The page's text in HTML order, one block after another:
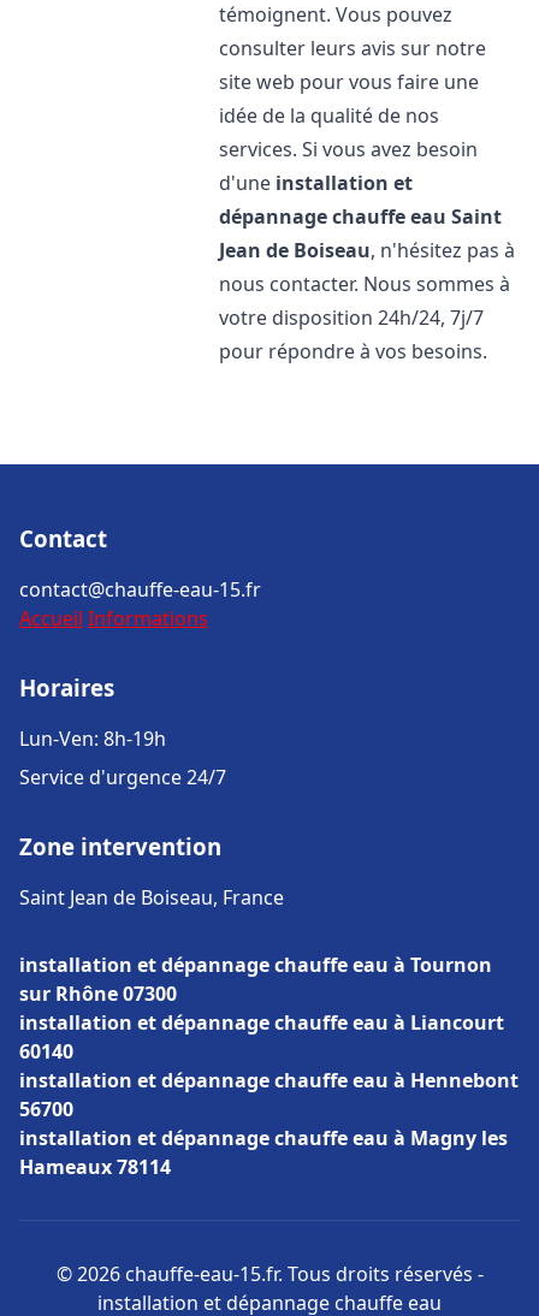
témoignent. Vous pouvez
consulter leurs avis sur notre
site web pour vous faire une
idée de la qualité de nos
services. Si vous avez besoin
d'une installation et
dépannage chauffe eau Saint
Jean de Boiseau, n'hésitez pas à
nous contacter. Nous sommes à
votre disposition 24h/24, 7j/7
pour répondre à vos besoins.
Contact
contact@chauffe-eau-15.fr
Accueil Informations
Horaires
Lun-Ven: 8h-19h
Service d'urgence 24/7
Zone intervention
Saint Jean de Boiseau, France
installation et dépannage chauffe eau à Tournon
sur Rhône 07300
installation et dépannage chauffe eau à Liancourt
60140
installation et dépannage chauffe eau à Hennebont
56700
installation et dépannage chauffe eau à Magny les
Hameaux 78114
© 2026 chauffe-eau-15.fr. Tous droits réservés -
installation et dépannage chauffe eau